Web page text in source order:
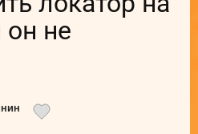
он не